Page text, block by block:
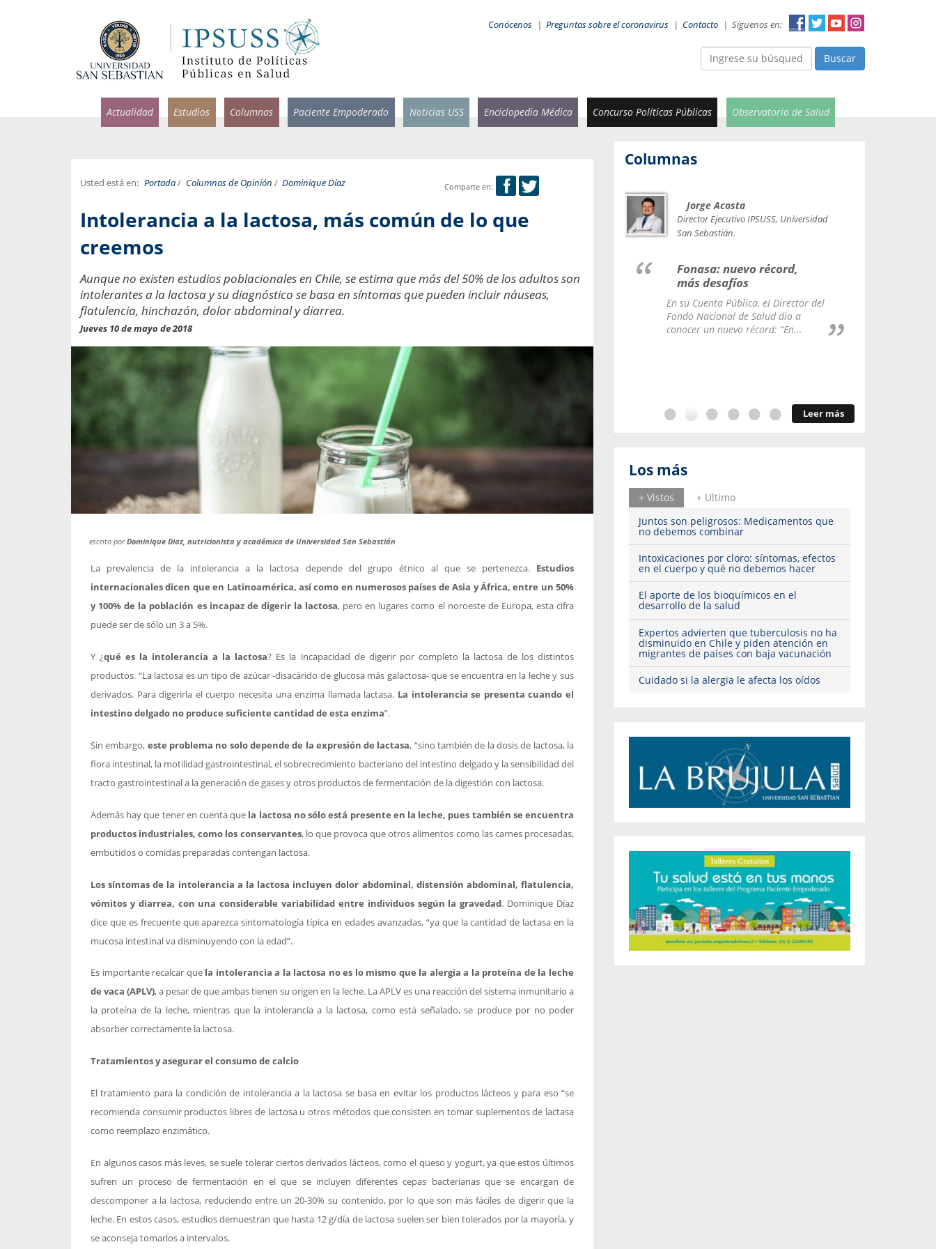
Conócenos | Preguntas sobre el coronavirus | Contacto | Síguenos en:
Buscar
Actualidad Estudios Columnas Paciente Empoderado Noticias USS Enciclopedia Médica Concurso Políticas Públicas Observatorio de Salud
Comparte en:
Usted está en: Portada/ Columnas de Opinión / Dominique Díaz
Intolerancia a la lactosa, más común de lo que
creemos
Aunque no existen estudios poblacionales en Chile, se estima que más del 50% de los adultos son
intolerantes a la lactosa y su diagnóstico se basa en síntomas que pueden incluir náuseas,
flatulencia, hinchazón, dolor abdominal y diarrea.
Jueves 10 de mayo de 2018
escrito porDominique Diaz, nutricionista y académica de Universidad San Sebastián
La prevalencia de la intolerancia a la lactosa depende del grupo étnico al que se pertenezca. Estudios
internacionales dicen que en Latinoamérica, así como en numerosos países de Asia y África, entre un 50%
y 100% de la población es incapaz de digerir la lactosa, pero en lugares como el noroeste de Europa, esta cifra
puede ser de sólo un 3 a 5%.
Y ¿qué es la intolerancia a la lactosa? Es la incapacidad de digerir por completo la lactosa de los distintos
productos. “La lactosa es un tipo de azúcar -disacárido de glucosa más galactosa- que se encuentra en la leche y sus
derivados. Para digerirla el cuerpo necesita una enzima llamada lactasa. La intolerancia se presenta cuando el
intestino delgado no produce suficiente cantidad de esta enzima”.
Sin embargo, este problema no solo depende de la expresión de lactasa, “sino también de la dosis de lactosa, la
flora intestinal, la motilidad gastrointestinal, el sobrecrecimiento bacteriano del intestino delgado y la sensibilidad del
tracto gastrointestinal a la generación de gases y otros productos de fermentación de la digestión con lactosa.
Además hay que tener en cuenta que la lactosa no sólo está presente en la leche, pues también se encuentra
productos industriales, como los conservantes, lo que provoca que otros alimentos como las carnes procesadas,
embutidos o comidas preparadas contengan lactosa.
Los síntomas de la intolerancia a la lactosa incluyen dolor abdominal, distensión abdominal, flatulencia,
vómitos y diarrea, con una considerable variabilidad entre individuos según la gravedad. Dominique Díaz
dice que es frecuente que aparezca sintomatología típica en edades avanzadas, “ya que la cantidad de lactasa en la
mucosa intestinal va disminuyendo con la edad”.
Es importante recalcar quela intolerancia a la lactosa no es lo mismo que la alergia a la proteína de la leche
de vaca (APLV), a pesar de que ambas tienen su origen en la leche. La APLV es una reacción del sistema inmunitario a
la proteína de la leche, mientras que la intolerancia a la lactosa, como está señalado, se produce por no poder
absorber correctamente la lactosa.
Tratamientos y asegurar el consumo de calcio
El tratamiento para la condición de intolerancia a la lactosa se basa en evitar los productos lácteos y para eso “se
recomienda consumir productos libres de lactosa u otros métodos que consisten en tomar suplementos de lactasa
como reemplazo enzimático.
En algunos casos más leves, se suele tolerar ciertos derivados lácteos, como el queso y yogurt, ya que estos últimos
sufren un proceso de fermentación en el que se incluyen diferentes cepas bacterianas que se encargan de
descomponer a la lactosa, reduciendo entre un 20-30% su contenido, por lo que son más fáciles de digerir que la
leche. En estos casos, estudios demuestran que hasta 12 g/día de lactosa suelen ser bien tolerados por la mayoría, y
se aconseja tomarlos a intervalos.
Columnas
por incapacidad
entregados por la
sobre viajes al extranjero
Infectólogo y profesor asistente de
Medicina, Universidad San Sebastián
Usamos la palabra pandemia cuando
una enfermedad contagiosa se
propaga a un gran número de...
Decana facultad de Odontología,
Universidad San Sebastián.
salud bucal?
En Chile, nadie muere de caries ni de
Jorge Acosta
Director Ejecutivo IPSUSS, Universidad
San Sebastián.
Fonasa: nuevo récord,
más desafíos
En su Cuenta Pública, el Director del
Fondo Nacional de Salud dio a
conocer un nuevo récord: “En...
Leer más
Los más
+ Vistos
+ Ultimo
Juntos son peligrosos: Medicamentos que
no debemos combinar
Intoxicaciones por cloro: síntomas, efectos
en el cuerpo y qué no debemos hacer
El aporte de los bioquímicos en el
desarrollo de la salud
Expertos advierten que tuberculosis no ha
disminuido en Chile y piden atención en
migrantes de países con baja vacunación
Cuidado si la alergia le afecta los oídos